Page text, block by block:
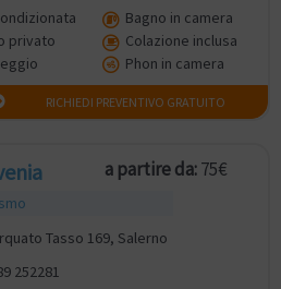
Bagno in camera
privato
Colazione inclusa
Phon in camera
RICHIEDI PREVENTIVO GRATUITO
a partire da:75€
Tasso 169, Salerno
252281